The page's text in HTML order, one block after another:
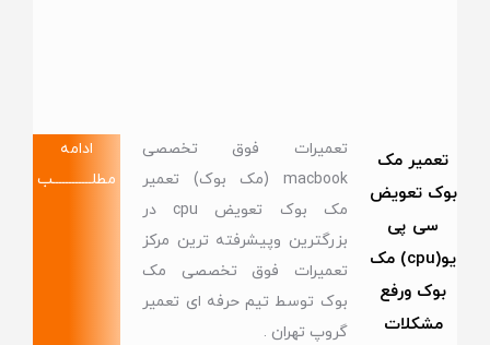
تعمیر مک
بوک تعویض
سی پی
یو(cpu) مک
بوک ورفع
مشکلات
تعمیرات فوق تخصصی
macbook (مک بوک) تعمیر
مک بوک تعویض cpu در
بزرگترین وپیشرفته ترین مرکز
تعمیرات فوق تخصصی مک
بوک توسط تیم حرفه ای تعمیر
گروپ تهران .
ادامه
مطلــــــــــــب